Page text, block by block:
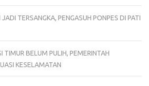
TERSANGKA, PENGASUH PONPES DI PATI
TIMUR BELUM PULIH, PEMERINTAH
KESELAMATAN